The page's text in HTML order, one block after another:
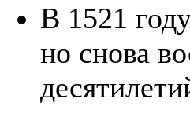
В 1521
но снова